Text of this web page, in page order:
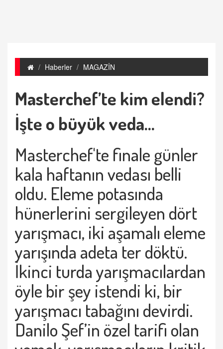
Haberler MAGAZİN
Masterchef’te kim elendi?
İşte o büyük veda...
Masterchef'te finale günler
kala haftanın vedası belli
oldu. Eleme potasında
hünerlerini sergileyen dört
yarışmacı, iki aşamalı eleme
yarışında adeta ter döktü.
İkinci turda yarışmacılardan
öyle bir şey istendi ki, bir
yarışmacı tabağını devirdi.
Danilo Şef’in özel tarifi olan